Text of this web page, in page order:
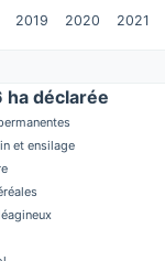
2019 2020 2021
déclarée
et ensilage